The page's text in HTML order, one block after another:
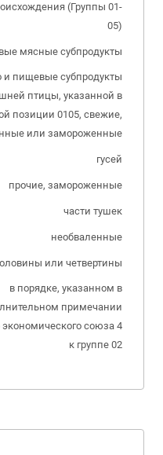
(Группы 01-
05)
мясные субпродукты
и пищевые субпродукты
птицы, указанной в
позиции 0105, свежие,
или замороженные
гусей
прочие, замороженные
части тушек
необваленные
или четвертины
в порядке, указанном в
примечании
экономического союза 4
к группе 02